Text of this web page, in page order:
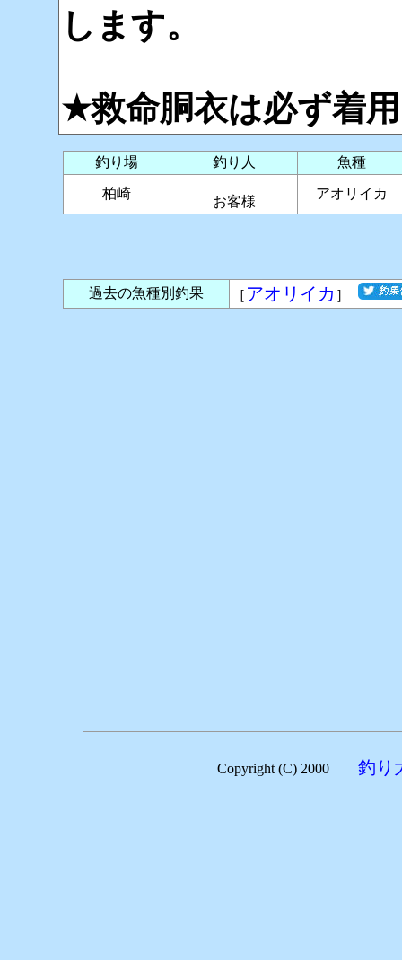
します。
★救命胴衣は必ず着
釣り場 釣り人 魚種
柏崎
お客様
アオリイカ
過去の魚種別釣果 ［ アオリイカ ］
Copyright (C) 2000 釣り